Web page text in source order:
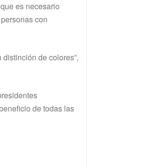
es necesario
con
de colores”,
de todas las